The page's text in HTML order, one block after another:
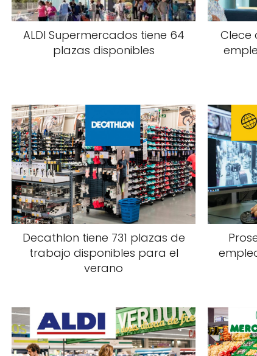
ALDI Supermercados tiene 64
plazas disponibles
Clece
Decathlon tiene 731 plazas de
trabajo disponibles para el
verano